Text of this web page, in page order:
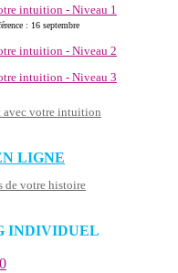
intuition - Niveau 1
: 16 septembre
intuition - Niveau 2
intuition - Niveau 3
avec votre intuition
LIGNE
de votre histoire
INDIVIDUEL